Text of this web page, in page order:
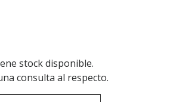
stock disponible.
consulta al respecto.